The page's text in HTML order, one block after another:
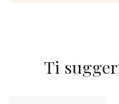
Ti